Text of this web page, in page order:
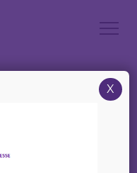
sur les droits humains
X